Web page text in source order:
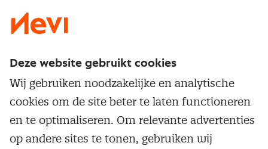
Service & contact
Over inkoop
Netwerk en communities
Populaire thema's
Aanbesteden
Opleidingen en trainingen
Deze website gebruikt cookies
Wij gebruiken noodzakelijke en analytische
cookies om de site beter te laten functioneren
en te optimaliseren. Om relevante advertenties
op andere sites te tonen, gebruiken wij